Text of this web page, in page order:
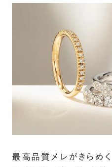
最高品質メレがきらめく